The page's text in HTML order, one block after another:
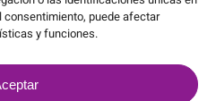
puede afectar
y funciones.
de 09:00 a 13:00